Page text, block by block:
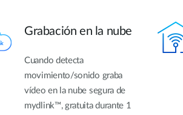
Grabación en la nube
Cuando detecta
movimiento/sonido graba
vídeo en la nube segura de
mydlink™, gratuita durante 1